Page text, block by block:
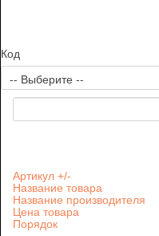
Код
Артикул +/-
Название товара
Название производителя
Цена товара
Порядок